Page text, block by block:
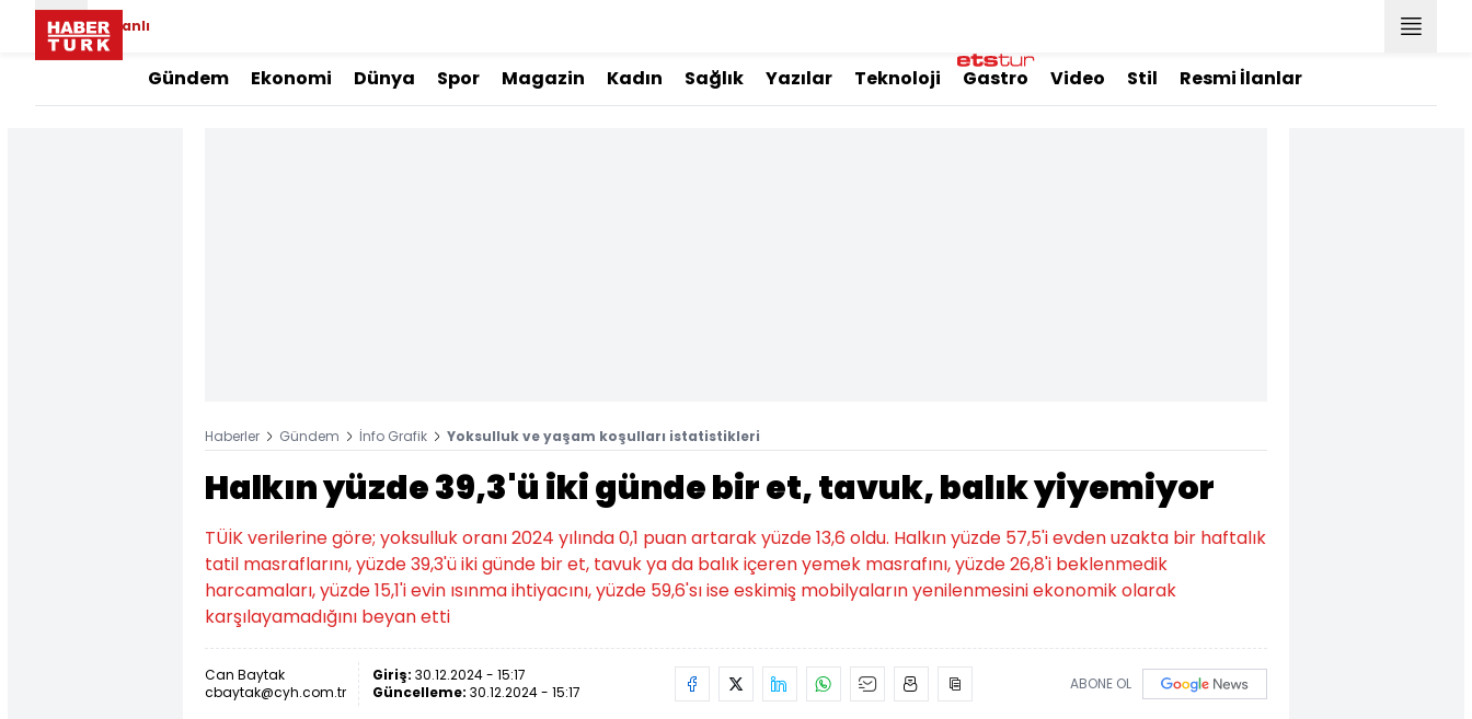
Canlı
Gündem Ekonomi Dünya Spor Magazin Kadın Sağlık Yazılar Teknoloji Gastro Video Stil Resmi İlanlar
Haberler Gündem İnfo Grafik Yoksulluk ve yaşam koşulları istatistikleri
Halkın yüzde 39,3'ü iki günde bir et, tavuk, balık yiyemiyor
TÜİK verilerine göre; yoksulluk oranı 2024 yılında 0,1 puan artarak yüzde 13,6 oldu. Halkın yüzde 57,5'i evden uzakta bir haftalık
tatil masraflarını, yüzde 39,3'ü iki günde bir et, tavuk ya da balık içeren yemek masrafını, yüzde 26,8'i beklenmedik
harcamaları, yüzde 15,1'i evin ısınma ihtiyacını, yüzde 59,6'sı ise eskimiş mobilyaların yenilenmesini ekonomik olarak
karşılayamadığını beyan etti
Can Baytak
cbaytak@cyh.com.tr
Giriş: 30.12.2024 - 15:17
Güncelleme: 30.12.2024 - 15:17 ABONE OL